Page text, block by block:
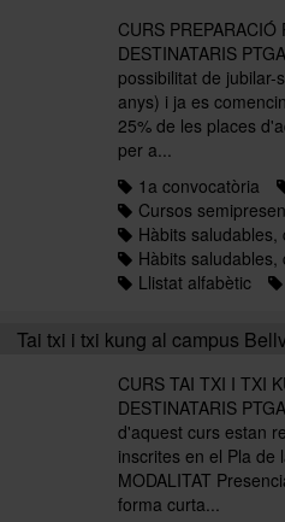
CURS
DESTINATARIS
possibilitat de
anys) i ja es
25% de les places
per a...
1a convocatòria
Cursos
Hàbits
Hàbits
Llistat alfabètic
Tai txi i txi kung al campus
CURS TAI TXI I TXI
DESTINATARIS
d'aquest curs estan
inscrites en el Pla de
MODALITAT
forma curta...